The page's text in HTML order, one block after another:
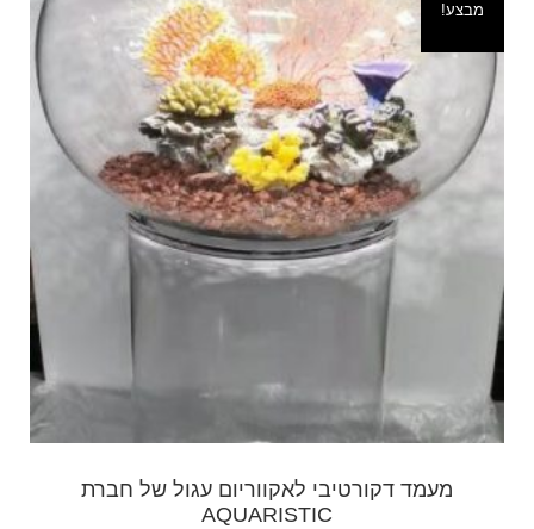
מבצע!
מעמד דקורטיבי לאקווריום עגול של חברת
AQUARISTIC